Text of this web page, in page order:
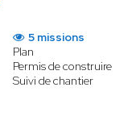
5 missions
Plan
Permis de construire
Suivi de chantier